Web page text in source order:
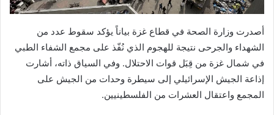
أصدرت وزارة الصحة في قطاع غزة بياناً يؤكد سقوط عدد من
الشهداء والجرحى نتيجة للهجوم الذي نُفّذ على مجمع الشفاء الطبي
في شمال غزة من قِبَل قوات الاحتلال. وفي السياق ذاته، أشارت
إذاعة الجيش الإسرائيلي إلى سيطرة وحدات من الجيش على
المجمع واعتقال العشرات من الفلسطينيين.